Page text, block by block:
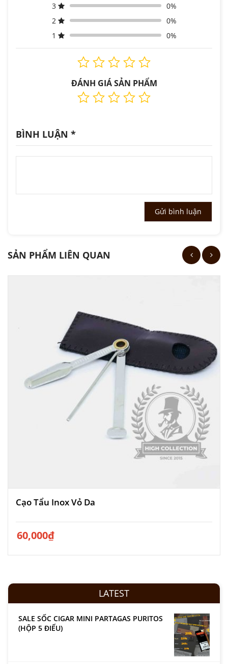
3
0%
2
0%
1
0%
ĐÁNH GIÁ SẢN PHẨM
BÌNH LUẬN *
SẢN PHẨM LIÊN QUAN
Cạo Tẩu Inox Vỏ Da
60,000₫
LATEST
SALE SỐC CIGAR MINI PARTAGAS PURITOS
(HỘP 5 ĐIẾU)